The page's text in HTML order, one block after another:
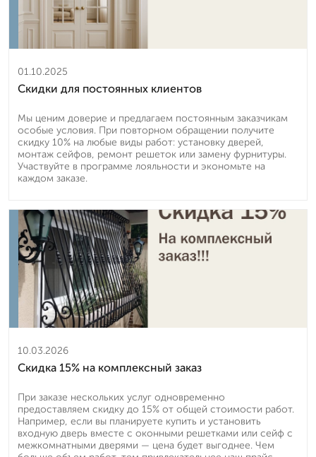
01.10.2025
Скидки для постоянных клиентов
Мы ценим доверие и предлагаем постоянным заказчикам
особые условия. При повторном обращении получите
скидку 10% на любые виды работ: установку дверей,
монтаж сейфов, ремонт решеток или замену фурнитуры.
Участвуйте в программе лояльности и экономьте на
каждом заказе.
10.03.2026
Скидка 15% на комплексный заказ
При заказе нескольких услуг одновременно
предоставляем скидку до 15% от общей стоимости работ.
Например, если вы планируете купить и установить
входную дверь вместе с оконными решетками или сейф с
межкомнатными дверями — цена будет выгоднее. Чем